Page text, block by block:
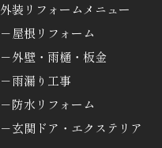
外装リフォームメニュー
－屋根リフォーム
－外壁・雨樋・板金
－雨漏り工事
－防水リフォーム
－玄関ドア・エクステリア